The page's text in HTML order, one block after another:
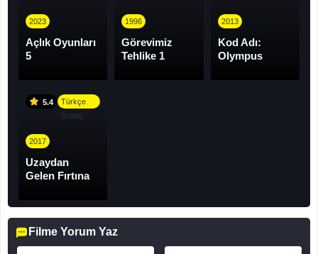
2023
Açlık Oyunları
5
1996
Görevimiz
Tehlike 1
2013
Kod Adı:
Olympus
5.4
Türkçe
Dublaj
2017
Uzaydan
Gelen Fırtına
Filme Yorum Yaz